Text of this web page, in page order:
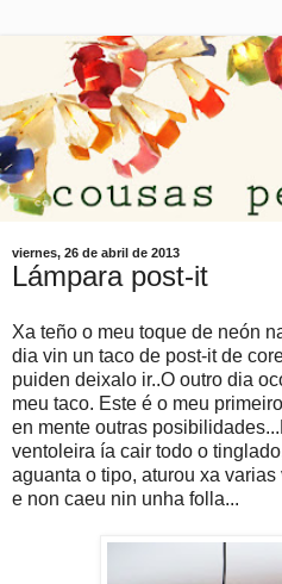
viernes, 26 de abril de 2013
Lámpara post-it
Xa teño o meu toque de neón
dia vin un taco de post-it de
puiden deixalo ir..O outro dia
meu taco. Este é o meu
en mente outras
ventoleira ía cair todo o
aguanta o tipo, aturou xa
e non caeu nin unha folla...